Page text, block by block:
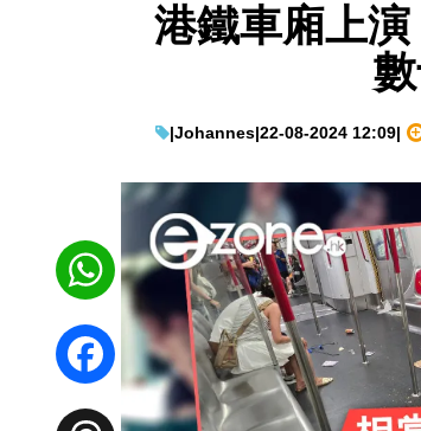
港鐵車廂上
|Johannes|22-08-2024 12:09|
WhatsApp
Facebook